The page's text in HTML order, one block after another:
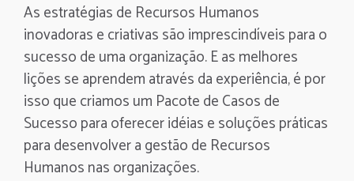
As estratégias de Recursos Humanos
inovadoras e criativas são imprescindíveis para o
sucesso de uma organização. E as melhores
lições se aprendem através da experiência, é por
isso que criamos um Pacote de Casos de
Sucesso para oferecer idéias e soluções práticas
para desenvolver a gestão de Recursos
Humanos nas organizações.